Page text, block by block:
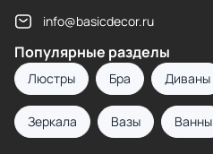
info@basicdecor.ru
Популярные разделы
Люстры Бра Диваны
Зеркала Вазы Ванны